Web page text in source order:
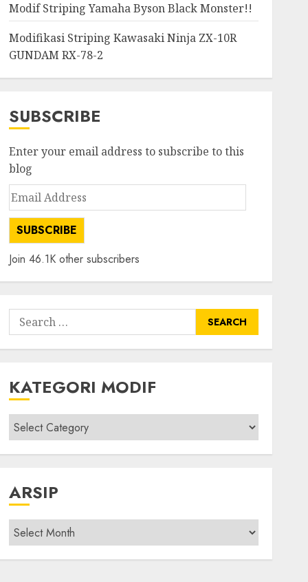
7
Nih! Yamaha Rilis Cygnus X
R1M, Cuma Ada 800 Unit!
Modif Striping Yamaha Byson Black Monster!!
Modifikasi Striping Kawasaki Ninja ZX-10R
GUNDAM RX-78-2
SUBSCRIBE
Enter your email address to subscribe to this
blog
Email
Address
SUBSCRIBE
Join 46.1K other subscribers
Search
for:
KATEGORI MODIF
Kategori
modif
ARSIP
Arsip